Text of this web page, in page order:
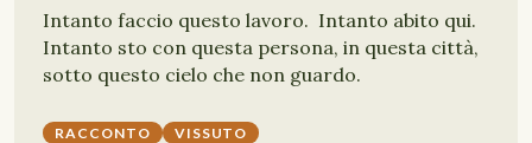
Intanto faccio questo lavoro. Intanto abito qui.
Intanto sto con questa persona, in questa città,
sotto questo cielo che non guardo.
RACCONTO VISSUTO